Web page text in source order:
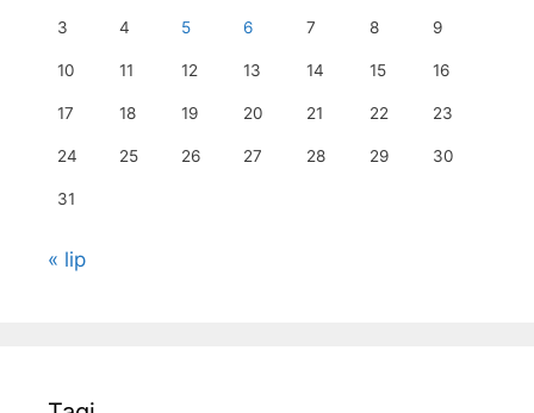
3 4 5 6 7 8 9
10 11 12 13 14 15 16
17 18 19 20 21 22 23
24 25 26 27 28 29 30
31
« lip